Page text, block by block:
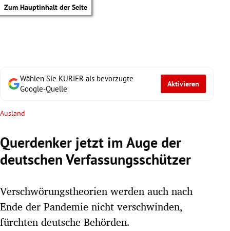
Zum Hauptinhalt der Seite
Untermenü
Wählen Sie KURIER als bevorzugte
Google-Quelle
Aktivieren
Ausland
Querdenker jetzt im Auge der
deutschen Verfassungsschützer
Verschwörungstheorien werden auch nach
Ende der Pandemie nicht verschwinden,
fürchten deutsche Behörden.